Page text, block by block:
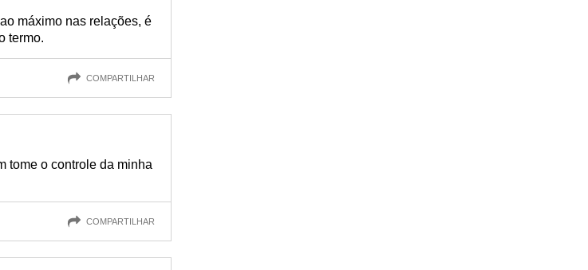
máximo nas relações, é
termo.
COMPARTILHAR
tome o controle da minha
COMPARTILHAR